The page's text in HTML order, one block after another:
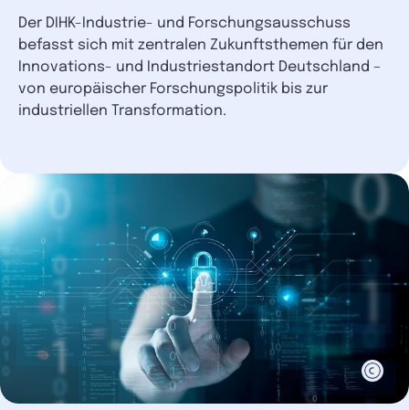
Der DIHK-Industrie- und Forschungsausschuss
befasst sich mit zentralen Zukunftsthemen für den
Innovations- und Industriestandort Deutschland –
von europäischer Forschungspolitik bis zur
industriellen Transformation.